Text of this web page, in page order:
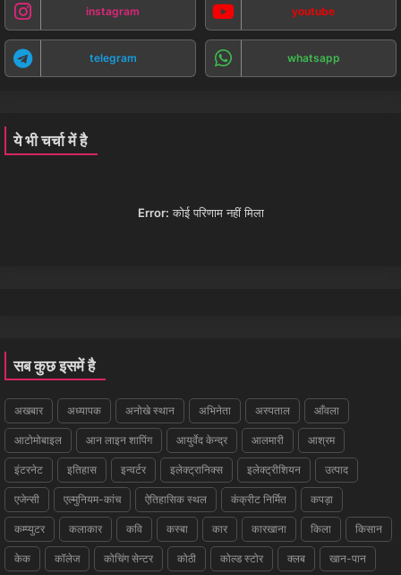
instagram youtube
telegram whatsapp
ये भी चर्चा में है
Error: कोई परिणाम नहीं मिला
सब कुछ इसमें है
अखबार अध्यापक अनोखे स्थान अभिनेता अस्पताल आँवला
आटोमोबाइल आन लाइन शापिंग आयुर्वेद केन्द्र आलमारी आश्रम
इंटरनेट इतिहास इन्वर्टर इलेक्ट्रानिक्स इलेक्ट्रीशियन उत्पाद
एजेन्सी एल्मुनियम-कांच ऐतिहासिक स्थल कंक्रीट निर्मित कपड़ा
कम्प्युटर कलाकार कवि कस्बा कार कारखाना किला किसान
केक कॉलेज कोचिंग सेन्टर कोठी कोल्ड स्टोर क्लब खान-पान